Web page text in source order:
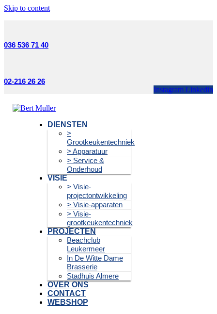
Skip to content
036 536 71 40
02-216 26 26
Instagram Linkedin
DIENSTEN
>
Grootkeukentechniek
> Apparatuur
> Service &
Onderhoud
VISIE
> Visie-
projectontwikkeling
> Visie-apparaten
> Visie-
grootkeukentechniek
PROJECTEN
Beachclub
Leukermeer
In De Witte Dame
Brasserie
Stadhuis Almere
OVER ONS
CONTACT
WEBSHOP